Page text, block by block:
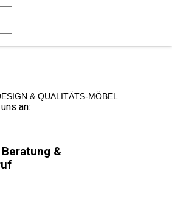
& QUALITÄTS-MÖBEL
an:
&